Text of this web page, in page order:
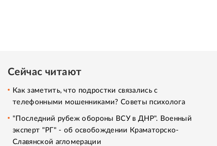
Сейчас читают
Как заметить, что подростки связались с
телефонными мошенниками? Советы психолога
"Последний рубеж обороны ВСУ в ДНР". Военный
эксперт "РГ" - об освобождении Краматорско-
Славянской агломерации